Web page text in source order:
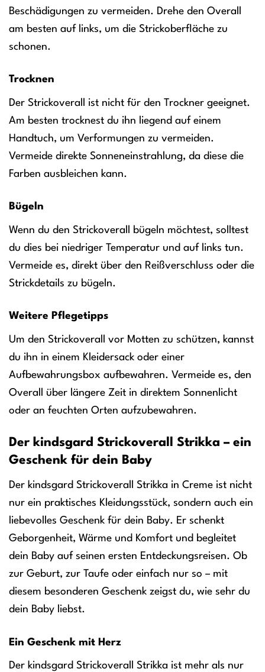
Beschädigungen zu vermeiden. Drehe den Overall
am besten auf links, um die Strickoberfläche zu
schonen.
Trocknen
Der Strickoverall ist nicht für den Trockner geeignet.
Am besten trocknest du ihn liegend auf einem
Handtuch, um Verformungen zu vermeiden.
Vermeide direkte Sonneneinstrahlung, da diese die
Farben ausbleichen kann.
Bügeln
Wenn du den Strickoverall bügeln möchtest, solltest
du dies bei niedriger Temperatur und auf links tun.
Vermeide es, direkt über den Reißverschluss oder die
Strickdetails zu bügeln.
Weitere Pflegetipps
Um den Strickoverall vor Motten zu schützen, kannst
du ihn in einem Kleidersack oder einer
Aufbewahrungsbox aufbewahren. Vermeide es, den
Overall über längere Zeit in direktem Sonnenlicht
oder an feuchten Orten aufzubewahren.
Der kindsgard Strickoverall Strikka – ein
Geschenk für dein Baby
Der kindsgard Strickoverall Strikka in Creme ist nicht
nur ein praktisches Kleidungsstück, sondern auch ein
liebevolles Geschenk für dein Baby. Er schenkt
Geborgenheit, Wärme und Komfort und begleitet
dein Baby auf seinen ersten Entdeckungsreisen. Ob
zur Geburt, zur Taufe oder einfach nur so – mit
diesem besonderen Geschenk zeigst du, wie sehr du
dein Baby liebst.
Ein Geschenk mit Herz
Der kindsgard Strickoverall Strikka ist mehr als nur